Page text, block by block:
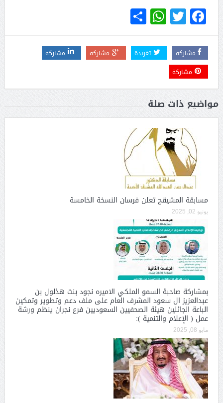
Facebook
Twitter
WhatsApp
Share
مشاركة تغريدة مشاركة
مشاركة
مشاركة
مواضيع ذات صلة
مسابقة المشيقح تعلن فرسان النسخة الخامسة
يونيو 02, 2025
بمشاركة صاحبة السمو الملكي الاميره نجود بنت هذلول بن
عبدالعزيز ال سعود المشرف العام على ملف دعم وتطوير وتمكين
الباعة الجائلين هيئة الصحفيين السعوديين فرع نجران ينظم ورشة
عمل ( الإعلام والتنمية ):
مايو 08, 2025